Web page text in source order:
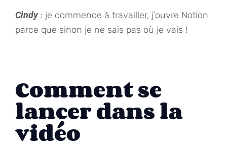
Cindy: je commence à travailler, j’ouvre Notion
parce que sinon je ne sais pas où je vais !
Comment se
lancer dans la
vidéo